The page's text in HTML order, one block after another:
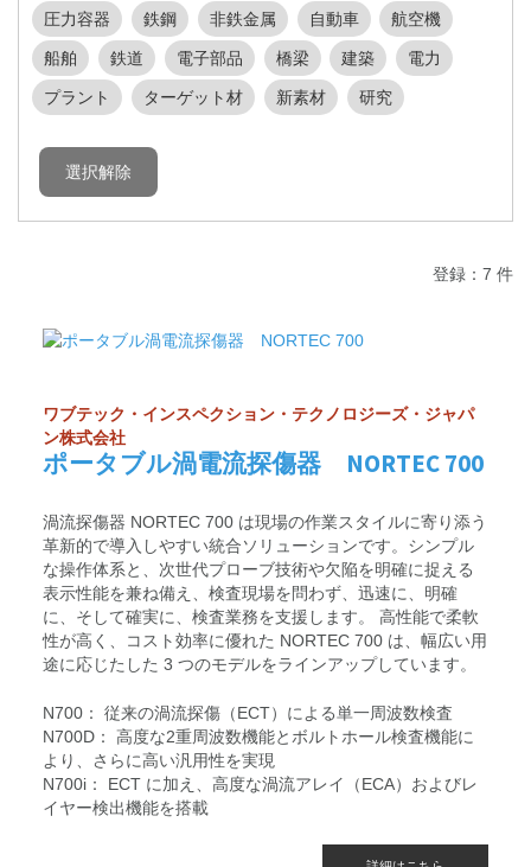
圧力容器 鉄鋼 非鉄金属 自動車 航空機
船舶 鉄道 電子部品 橋梁 建築 電力
プラント ターゲット材 新素材 研究
登録：7 件
ワブテック・インスペクション・テクノロジーズ・ジャパ
ン株式会社
ポータブル渦電流探傷器 NORTEC 700
渦流探傷器 NORTEC 700 は現場の作業スタイルに寄り添う
革新的で導入しやすい統合ソリューションです。シンプル
な操作体系と、次世代プローブ技術や欠陥を明確に捉える
表示性能を兼ね備え、検査現場を問わず、迅速に、明確
に、そして確実に、検査業務を支援します。 高性能で柔軟
性が高く、コスト効率に優れた NORTEC 700 は、幅広い用
途に応じたした 3 つのモデルをラインアップしています。
N700： 従来の渦流探傷（ECT）による単一周波数検査
N700D： 高度な2重周波数機能とボルトホール検査機能に
より、さらに高い汎用性を実現
N700i： ECT に加え、高度な渦流アレイ（ECA）およびレ
イヤー検出機能を搭載